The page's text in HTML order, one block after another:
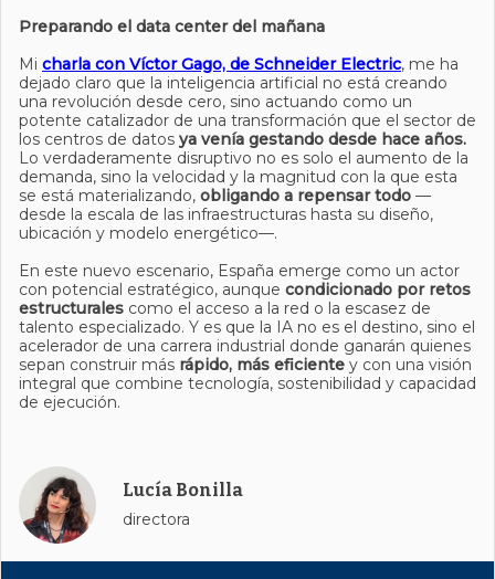
Preparando el data center del mañana
Mi charla con Víctor Gago, de Schneider Electric, me ha
dejado claro que la inteligencia artificial no está creando
una revolución desde cero, sino actuando como un
potente catalizador de una transformación que el sector de
los centros de datos ya venía gestando desde hace años.
Lo verdaderamente disruptivo no es solo el aumento de la
demanda, sino la velocidad y la magnitud con la que esta
se está materializando, obligando a repensar todo —
desde la escala de las infraestructuras hasta su diseño,
ubicación y modelo energético—.
En este nuevo escenario, España emerge como un actor
con potencial estratégico, aunque condicionado por retos
estructurales como el acceso a la red o la escasez de
talento especializado. Y es que la IA no es el destino, sino el
acelerador de una carrera industrial donde ganarán quienes
sepan construir más rápido, más eficiente y con una visión
integral que combine tecnología, sostenibilidad y capacidad
de ejecución.
Lucía Bonilla
directora